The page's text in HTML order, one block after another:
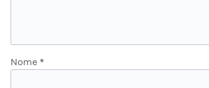
Nome *